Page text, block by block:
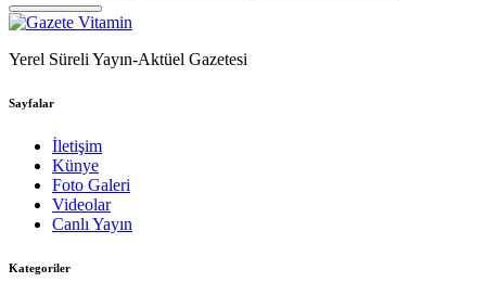
Yerel Süreli Yayın-Aktüel Gazetesi
Sayfalar
İletişim
Künye
Foto Galeri
Videolar
Canlı Yayın
Kategoriler